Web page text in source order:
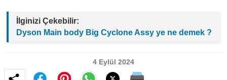
İlginizi Çekebilir:
Dyson Main body Big Cyclone Assy ye ne demek ?
4 Eylül 2024